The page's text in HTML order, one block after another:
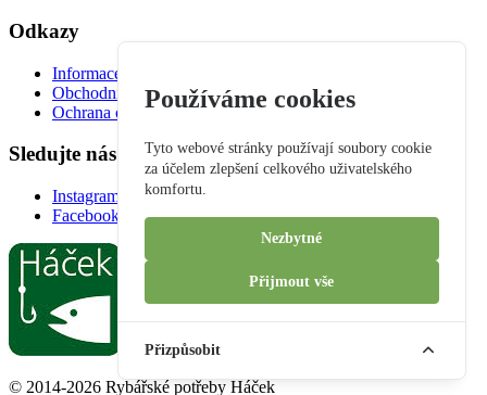
Odkazy
Informace a otevírací doba prodejny
Obchodní podmínky
Ochrana osobních údajů
Sledujte nás
Instagram
Facebook
© 2014-2026 Rybářské potřeby Háček
Používáme cookies
Tyto webové stránky používají soubory cookie
za účelem zlepšení celkového uživatelského
komfortu.
Nezbytné
Přijmout vše
Přizpůsobit